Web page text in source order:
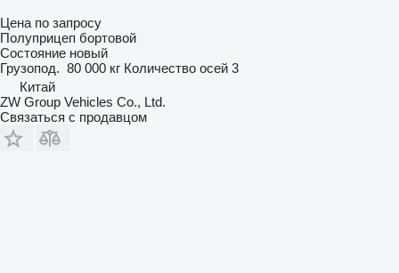
Цена по запросу
Полуприцеп бортовой
Состояние новый
Грузопод. 80 000 кг Количество осей 3
Китай
ZW Group Vehicles Co., Ltd.
Связаться с продавцом